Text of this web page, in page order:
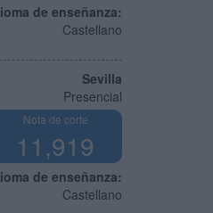
de enseñanza:
Castellano
Sevilla
Presencial
Nota de corte
11,919
de enseñanza:
Castellano